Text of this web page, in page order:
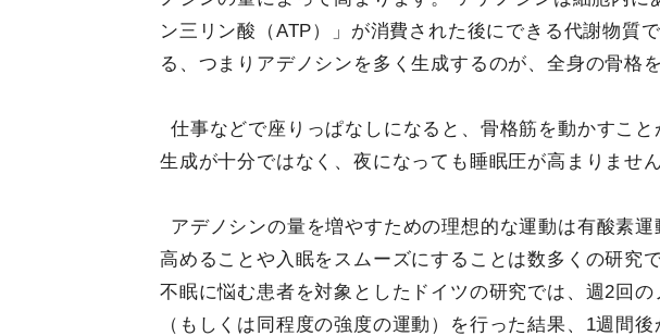
ン三リン酸（ATP）」が消費された後にできる代謝物質
る、つまりアデノシンを多く生成するのが、全身の骨格
仕事などで座りっぱなしになると、骨格筋を動かすこ
生成が十分ではなく、夜になっても睡眠圧が高まりません
アデノシンの量を増やすための理想的な運動は有酸素
高めることや入眠をスムーズにすることは数多くの研究
不眠に悩む患者を対象としたドイツの研究では、週2回
（もしくは同程度の強度の運動）を行った結果、1週間